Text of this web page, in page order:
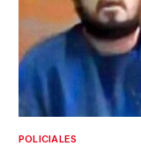
POLICIALES